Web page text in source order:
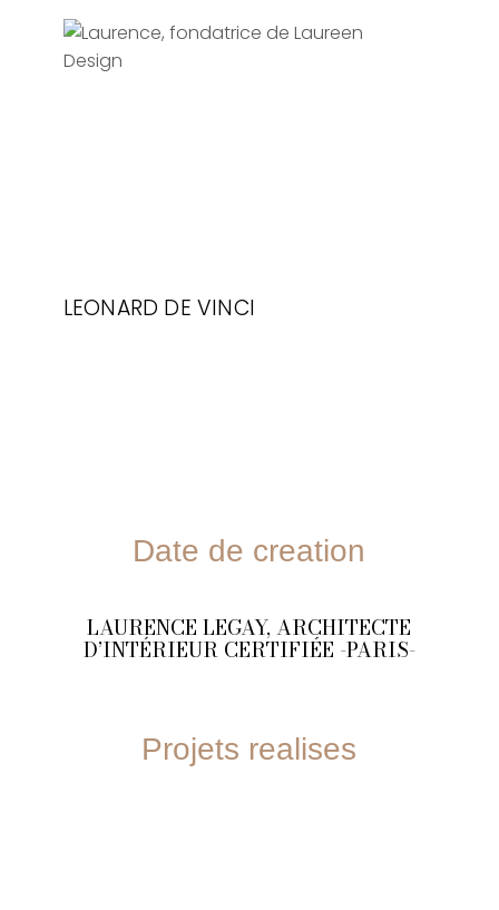
LEONARD DE VINCI
Date de creation
LAURENCE LEGAY, ARCHITECTE
D’INTÉRIEUR CERTIFIÉE -PARIS-
Projets realises